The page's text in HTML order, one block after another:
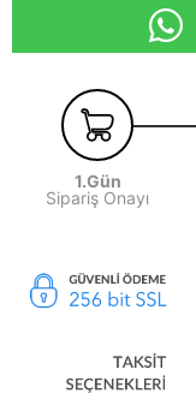
1.Gün
Sipariş Onayı